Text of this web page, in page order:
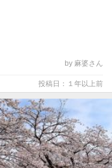
by 麻婆さん
投稿日：１年以上前